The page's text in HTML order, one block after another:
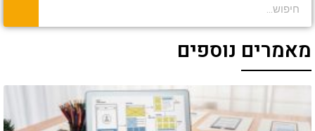
מאמרים נוספים